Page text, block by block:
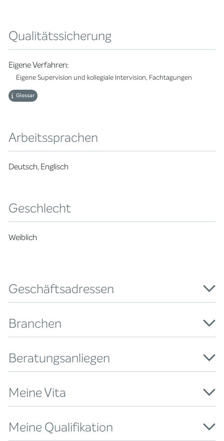
Qualitätssicherung
Eigene Verfahren:
Eigene Supervision und kollegiale Intervision, Fachtagungen
Glossar
Arbeitssprachen
Deutsch, Englisch
Geschlecht
Weiblich
Geschäftsadressen
Branchen
Beratungsanliegen
Meine Vita
Meine Qualifikation